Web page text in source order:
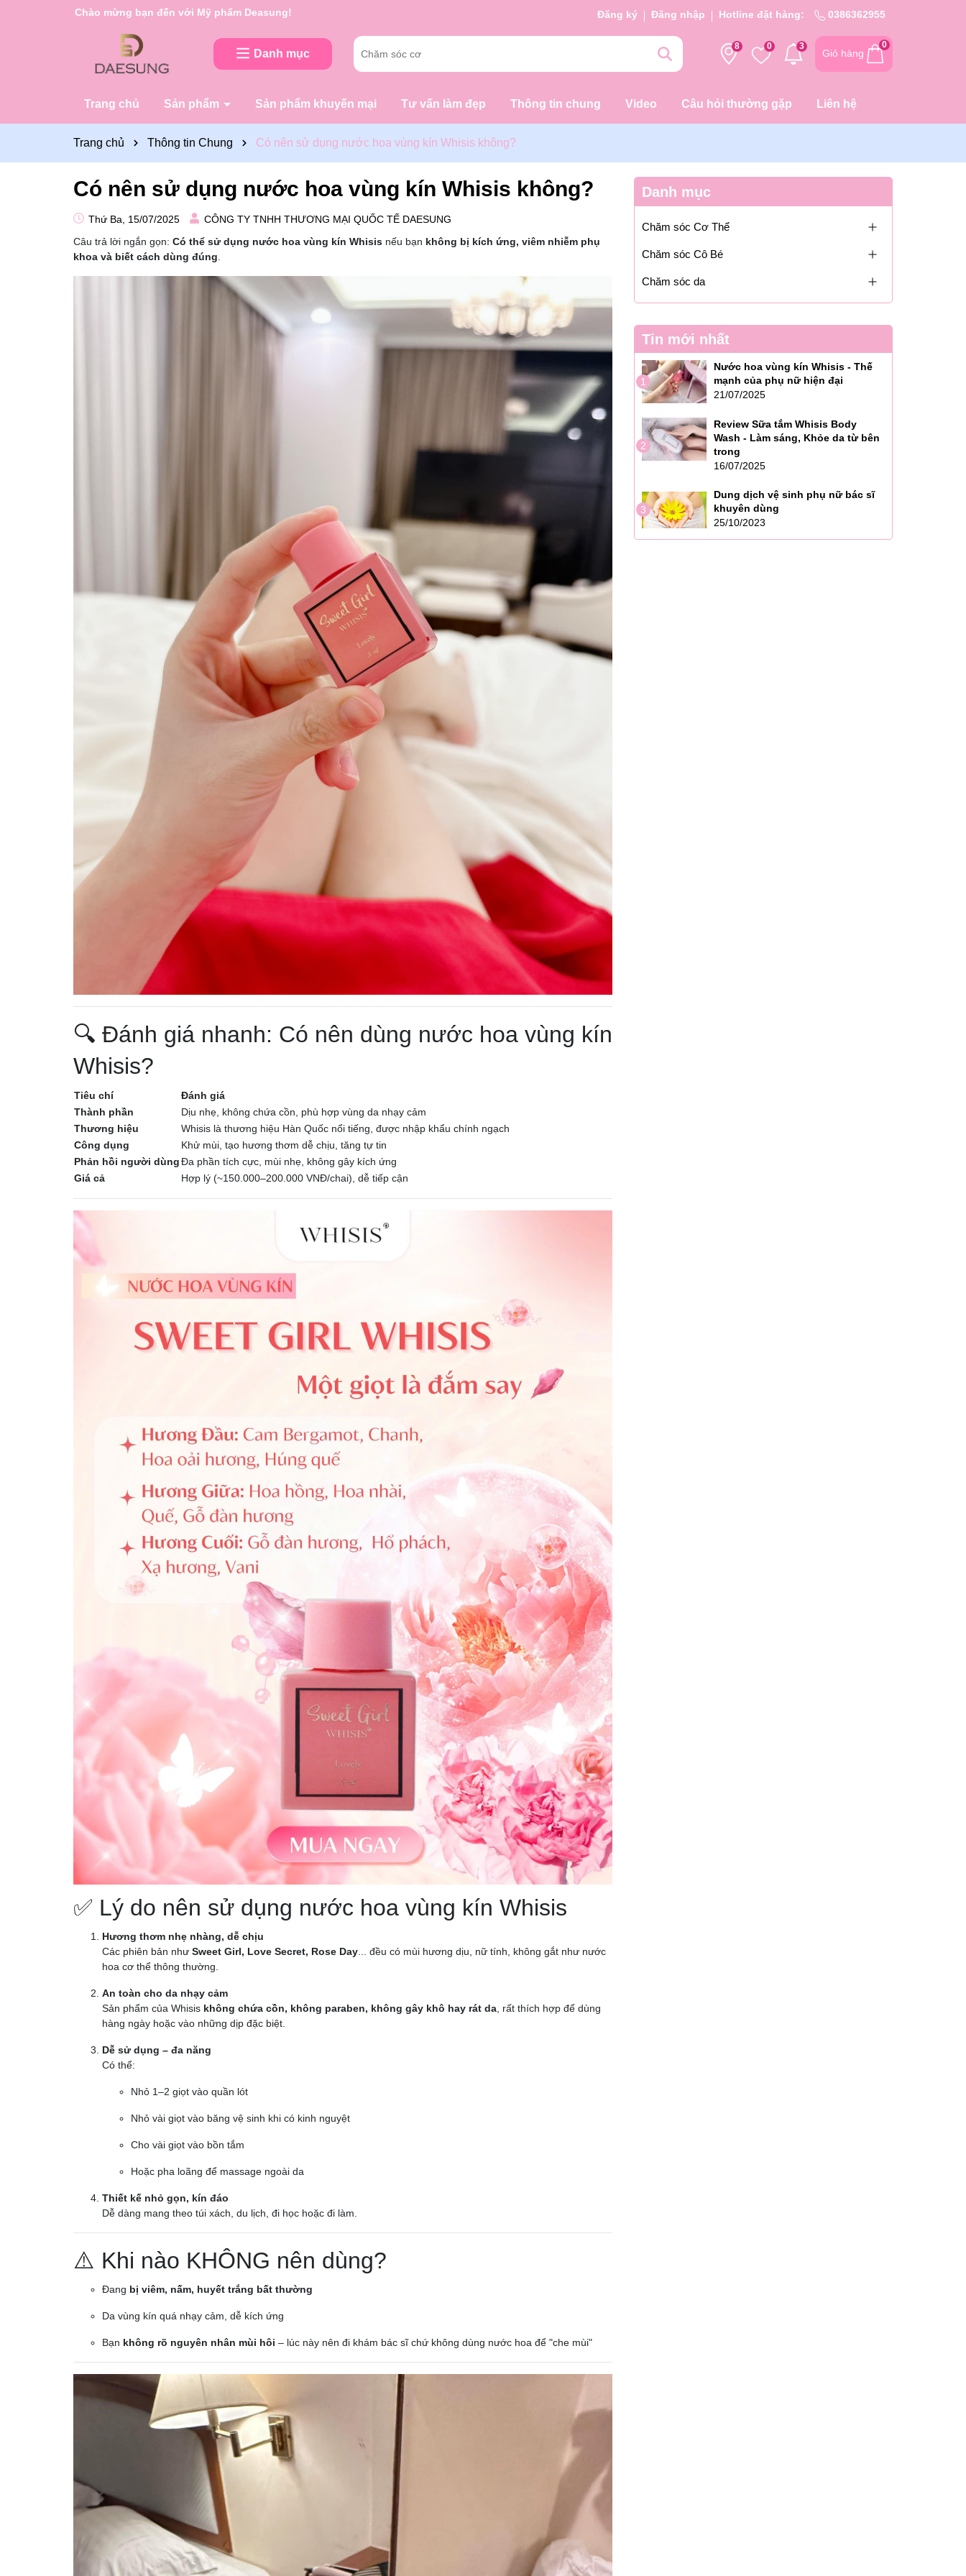
Rất nhiều ưu đãi và chương trình khuyến mãi đang chờ đợi bạn Đăng ký Đăng nhập Hotline đặt hàng: 0386362955
Danh mục
8 0 3
Giỏ hàng
0
Trang chủ Sản phẩm Sản phẩm khuyến mại Tư vấn làm đẹp Thông tin chung Video Câu hỏi thường gặp Liên hệ
Trang chủ Thông tin Chung Có nên sử dụng nước hoa vùng kín Whisis không?
Có nên sử dụng nước hoa vùng kín Whisis không?
Thứ Ba, 15/07/2025
CÔNG TY TNHH THƯƠNG MẠI QUỐC TẾ DAESUNG
Câu trả lời ngắn gọn: Có thể sử dụng nước hoa vùng kín Whisis nếu bạn không bị kích ứng, viêm nhiễm phụ
khoa và biết cách dùng đúng
🔍 Đánh giá nhanh: Có nên dùng nước hoa vùng kín
Whisis?
Tiêu chí
Đánh giá
Thành phần
Dịu nhẹ, không chứa cồn, phù hợp vùng da nhạy cảm
Thương hiệu
Whisis là thương hiệu Hàn Quốc nổi tiếng, được nhập khẩu chính ngạch
Công dụng
Khử mùi, tạo hương thơm dễ chịu, tăng tự tin
Phản hồi người dùngĐa phần tích cực, mùi nhẹ, không gây kích ứng
Giá cả
Hợp lý (~150.000–200.000 VNĐ/chai), dễ tiếp cận
✅ Lý do nên sử dụng nước hoa vùng kín Whisis
Hương thơm nhẹ nhàng, dễ chịu
Các phiên bản như Sweet Girl, Love Secret, Rose Day ... đều có mùi hương dịu, nữ tính, không gắt như nước
hoa cơ thể thông thường.
An toàn cho da nhạy cảm
Sản phẩm của Whisis không chứa cồn, không paraben, không gây khô hay rát da , rất thích hợp để dùng
hàng ngày hoặc vào những dịp đặc biệt.
Dễ sử dụng – đa năng
Có thể:
Nhỏ 1–2 giọt vào quần lót
Nhỏ vài giọt vào băng vệ sinh khi có kinh nguyệt
Cho vài giọt vào bồn tắm
Hoặc pha loãng để massage ngoài da
Thiết kế nhỏ gọn, kín đáo
Dễ dàng mang theo túi xách, du lịch, đi học hoặc đi làm.
⚠️ Khi nào KHÔNG nên dùng?
Đang bị viêm, nấm, huyết trắng bất thường
Da vùng kín quá nhạy cảm, dễ kích ứng
Bạn không rõ nguyên nhân mùi hôi – lúc này nên đi khám bác sĩ chứ không dùng nước hoa để "che mùi"
Danh mục
Chăm sóc Cơ Thể
Chăm sóc Cô Bé
Chăm sóc da
Tin mới nhất
1
Nước hoa vùng kín Whisis - Thế
mạnh của phụ nữ hiện đại
21/07/2025
2
Review Sữa tắm Whisis Body
Wash - Làm sáng, Khỏe da từ bên
trong
16/07/2025
3
Dung dịch vệ sinh phụ nữ bác sĩ
khuyên dùng
25/10/2023